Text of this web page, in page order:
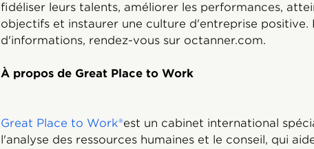
fidéliser leurs talents, améliorer les performances,
objectifs et instaurer une culture d'entreprise positive.
d'informations, rendez-vous sur octanner.com.
À propos de Great Place to Work
Great Place to Work®est un cabinet international
l'analyse des ressources humaines et le conseil, qui